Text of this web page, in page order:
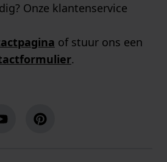
Onze klantenservice
of stuur ons een
.